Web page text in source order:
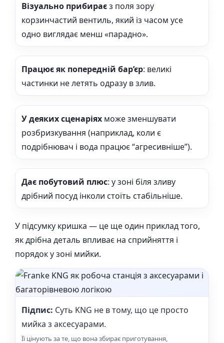
Візуально прибираєз поля зору
корзинчастий вентиль, який із часом усе
одно виглядає менш «парадно».
Працює як попередній бар’єр: великі
частинки не летять одразу в злив.
У деяких сценаріях може зменшувати
розбризкування (наприклад, коли є
подрібнювач і вода працює “агресивніше”).
Дає побутовий плюс: у зоні біля зливу
дрібний посуд інколи стоїть стабільніше.
У підсумку кришка — це ще один приклад того,
як дрібна деталь впливає на сприйняття і
порядок у зоні мийки.
Підпис: Суть KNG не в тому, що це просто
мийка з аксесуарами.
Її цінують за те, що вона збирає приготування,